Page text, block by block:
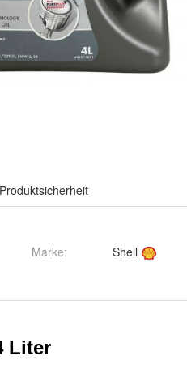
Produktsicherheit
Marke: Shell